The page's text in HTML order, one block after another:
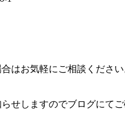
はお気軽にご相談ください
せしますのでブログにてご